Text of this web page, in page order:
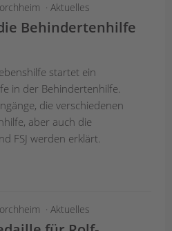
Aktuelles
Behindertenhilfe
startet ein
in der Behindertenhilfe.
die verschiedenen
aber auch die
FSJ werden erklärt.
Aktuelles